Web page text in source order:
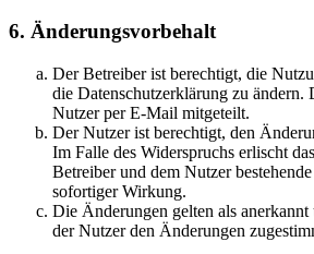
6. Änderungsvorbehalt
Der Betreiber ist berechtigt, die
die Datenschutzerklärung zu
Nutzer per E-Mail mitgeteilt.
Der Nutzer ist berechtigt, den
Im Falle des Widerspruchs erlischt
Betreiber und dem Nutzer
sofortiger Wirkung.
Die Änderungen gelten als
der Nutzer den Änderungen